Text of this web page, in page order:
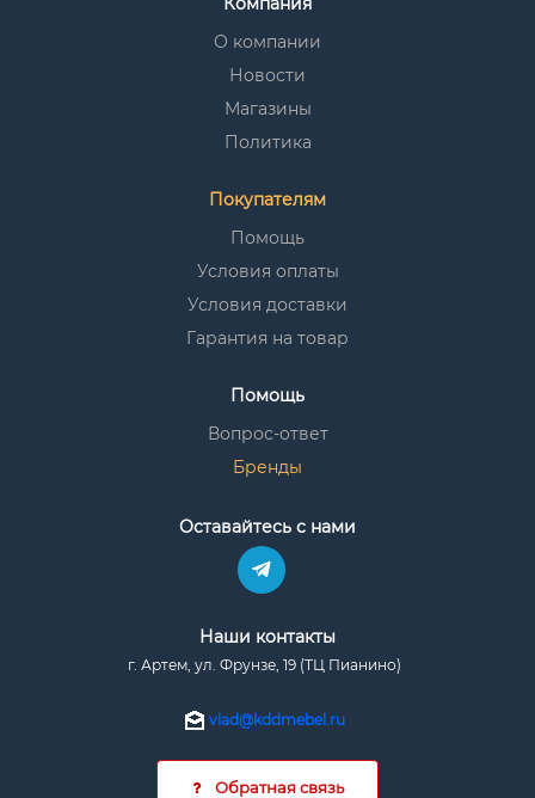
О компании
Новости
Магазины
Политика
Покупателям
Помощь
Условия оплаты
Условия доставки
Гарантия на товар
Помощь
Вопрос-ответ
Бренды
Оставайтесь с нами
Наши контакты
г. Артем, ул. Фрунзе, 19 (ТЦ Пианино)
vlad@kddmebel.ru
Обратная связь